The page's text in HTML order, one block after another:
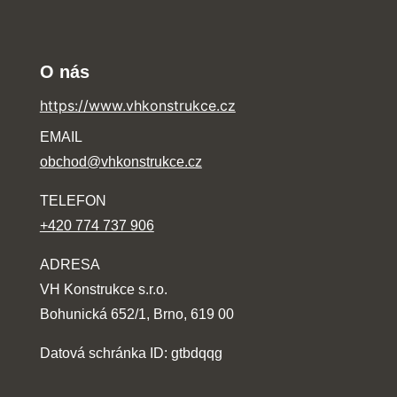
O nás
https://www.vhkonstrukce.cz
EMAIL
obchod@vhkonstrukce.cz
TELEFON
+420 774 737 906
ADRESA
VH Konstrukce s.r.o.
Bohunická 652/1, Brno, 619 00
Datová schránka ID: gtbdqqg